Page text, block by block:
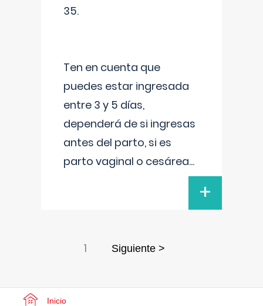
35.
Ten en cuenta que
puedes estar ingresada
entre 3 y 5 días,
dependerá de si ingresas
antes del parto, si es
parto vaginal o cesárea...
+
1 Siguiente >
Inicio